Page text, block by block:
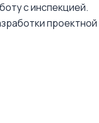
с инспекцией.
проектной